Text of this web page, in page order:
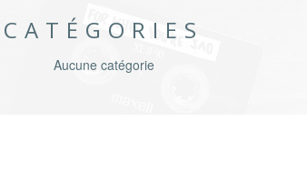
CATÉGORIES
Aucune catégorie